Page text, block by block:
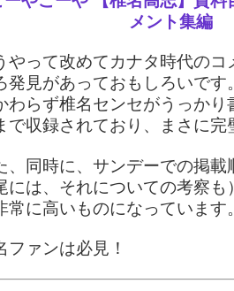
メント集編
って改めてカナタ時代のコ
発見があっておもしろいで
わらず椎名センセがうっか
で収録されており、まさに完
同時に、サンデーでの掲載
には、それについての考察
常に高いものになっています
ァンは必見！